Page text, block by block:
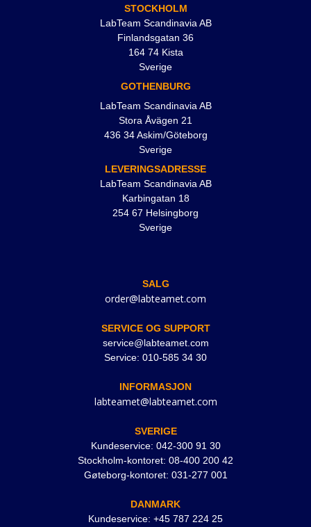
STOCKHOLM
LabTeam Scandinavia AB
Finlandsgatan 36
164 74 Kista
Sverige
GOTHENBURG
LabTeam Scandinavia AB
Stora Åvägen 21
436 34 Askim/Göteborg
Sverige
LEVERINGSADRESSE
LabTeam Scandinavia AB
Karbingatan 18
254 67 Helsingborg
Sverige
SALG
order@labteamet.com
SERVICE OG SUPPORT
service@labteamet.com
Service: 010-585 34 30
INFORMASJON
labteamet@labteamet.com
SVERIGE
Kundeservice: 042-300 91 30
Stockholm-kontoret: 08-400 200 42
Gøteborg-kontoret: 031-277 001
DANMARK
Kundeservice: +45 787 224 25